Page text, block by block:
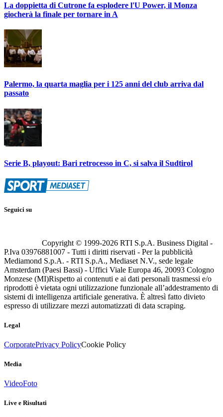
La doppietta di Cutrone fa esplodere l'U Power, il Monza
giocherà la finale per tornare in A
Palermo, la quarta maglia per i 125 anni del club arriva dal
passato
Serie B, playout: Bari retrocesso in C, si salva il Sudtirol
Seguici su
Copyright © 1999-2026 RTI S.p.A. Business Digital -
P.Iva 03976881007 - Tutti i diritti riservati - Per la pubblicità
Mediamond S.p.A. - RTI S.p.A., Mediaset N.V., sede legale
Amsterdam (Paesi Bassi) - Uffici Viale Europa 46, 20093 Cologno
Monzese (MI)Rispetto ai contenuti e ai dati personali trasmessi e/o
riprodotti è vietata ogni utilizzazione funzionale all’addestramento di
sistemi di intelligenza artificiale generativa. È altresì fatto divieto
espresso di utilizzare mezzi automatizzati di data scraping.
Legal
CorporatePrivacy PolicyCookie Policy
Media
VideoFoto
Live e Risultati